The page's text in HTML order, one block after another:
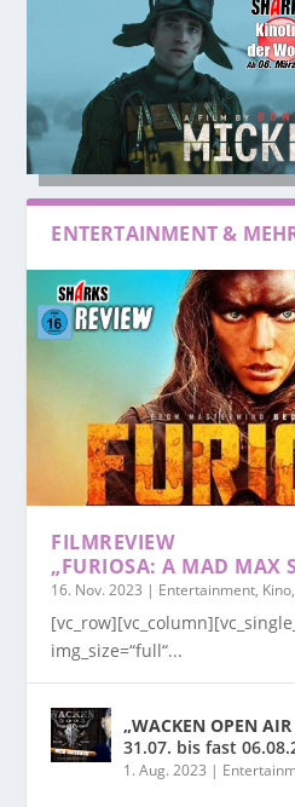
ENTERTAINMENT &
FILMREVIEW
„FURIOSA: A MAD MAX
16. Nov. 2023 | Entertainment,
img_size=“full“...
„WACKEN OPEN
31.07. bis fast
1. Aug. 2023 |